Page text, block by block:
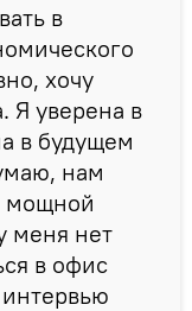
в
хочу
Я уверена в
в будущем
нам
мощной
меня нет
в офис